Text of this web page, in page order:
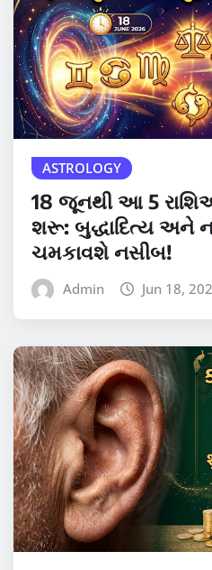
ASTROLOGY
18 જૂનથી આ 5
શરૂ: બુદ્ધાદિત્ય અને
ચમકાવશે નસીબ!
Admin Jun 18,